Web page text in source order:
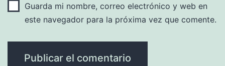
Guarda mi nombre, correo electrónico y web en
este navegador para la próxima vez que comente.